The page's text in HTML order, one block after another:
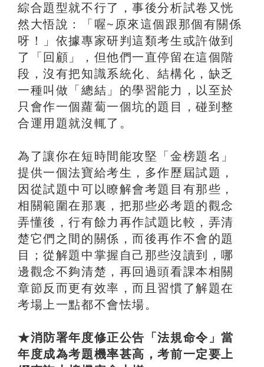
綜合題型就不行了，事後分析試卷又恍
然大悟說：「喔~原來這個跟那個有關係
呀！」依據專家研判這類考生或許做到
了「回顧」，但他們一直停留在這個階
段，沒有把知識系統化、結構化，缺乏
一種叫做「總結」的學習能力，以至於
只會作一個蘿蔔一個坑的題目，碰到整
合運用題就沒輒了。
為了讓你在短時間能攻堅「金榜題名」
提供一個法寶給考生，多作歷屆試題，
因從試題中可以瞭解會考題目有那些，
相關範圍在那裏，把那些必考題的觀念
弄懂後，行有餘力再作試題比較，弄清
楚它們之間的關係，而後再作不會的題
目；從解題中掌握自己那些沒讀到，哪
邊觀念不夠清楚，再回過頭看課本相關
章節反而更有效率，而且習慣了解題在
考場上一點都不會怯場。
★消防署年度修正公告「法規命令」當
年度成為考題機率甚高，考前一定要上